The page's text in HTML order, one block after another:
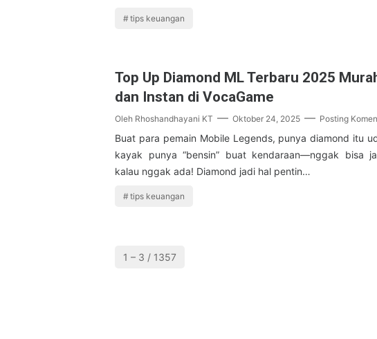
tips keuangan
Top Up Diamond ML Terbaru 2025
dan Instan di VocaGame
Oleh Rhoshandhayani KT Oktober 24, 2025 Posting
Buat para pemain Mobile Legends, punya diamond itu
kayak punya “bensin” buat kendaraan—nggak bisa
kalau nggak ada! Diamond jadi hal pentin…
tips keuangan
1 – 3 / 1357